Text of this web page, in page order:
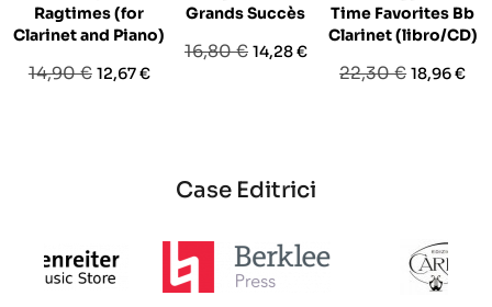
Ragtimes (for
Clarinet and Piano)
Prezzo
14,90 € Prezzo
12,67 €
Grands Succès
Prezzo
16,80 € Prezzo
14,28 €
Time Favorites Bb
Clarinet (libro/CD)
Prezzo
22,30 € Prezzo
18,96 €
Case Editrici